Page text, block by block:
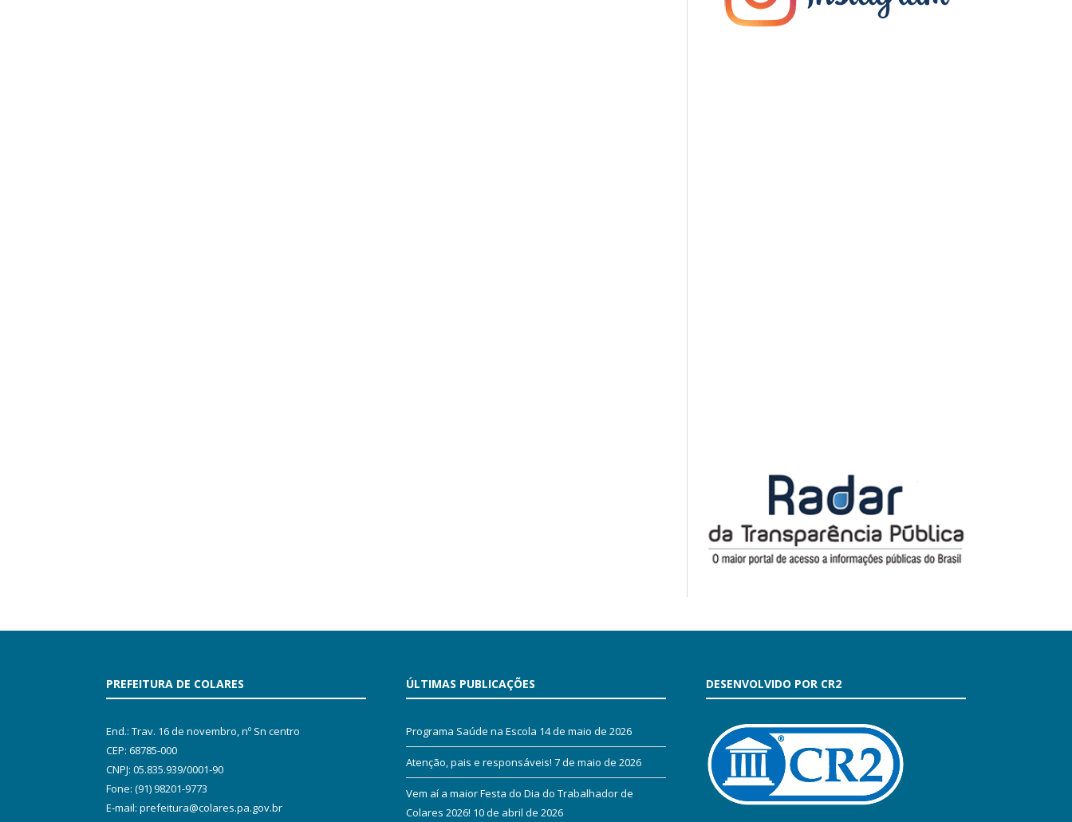
PREFEITURA DE COLARES
End.: Trav. 16 de novembro, nº Sn centro
CEP: 68785-000
CNPJ: 05.835.939/0001-90
Fone: (91) 98201-9773
E-mail: prefeitura@colares.pa.gov.br
ÚLTIMAS PUBLICAÇÕES
Programa Saúde na Escola 14 de maio de 2026
Atenção, pais e responsáveis! 7 de maio de 2026
Vem aí a maior Festa do Dia do Trabalhador de
Colares 2026! 10 de abril de 2026
DESENVOLVIDO POR CR2